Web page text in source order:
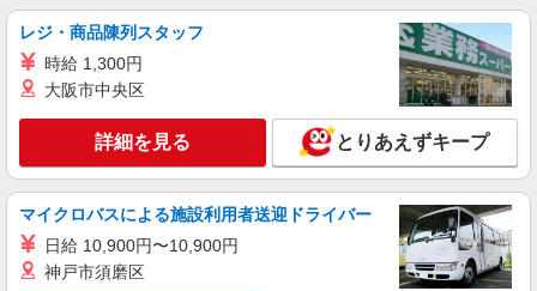
レジ・商品陳列スタッフ
時給 1,300円
大阪市中央区
詳細を見る とりあえずキープ
マイクロバスによる施設利用者送迎ドライバー
日給 10,900円〜10,900円
神戸市須磨区